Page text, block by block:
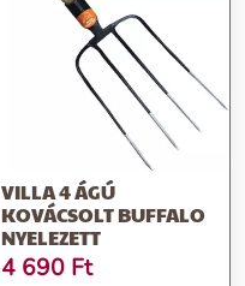
VILLA 4 ÁGÚ
KOVÁCSOLT BUFFALO
NYELEZETT
4 690 Ft